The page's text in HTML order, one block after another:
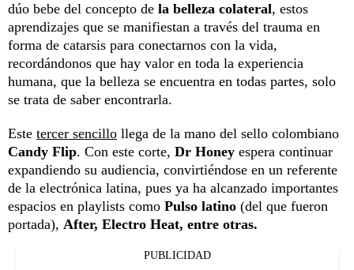
dúo bebe del concepto de la belleza colateral, estos
aprendizajes que se manifiestan a través del trauma en
forma de catarsis para conectarnos con la vida,
recordándonos que hay valor en toda la experiencia
humana, que la belleza se encuentra en todas partes, solo
se trata de saber encontrarla.
Este tercer sencillo llega de la mano del sello colombiano
Candy Flip. Con este corte, Dr Honey espera continuar
expandiendo su audiencia, convirtiéndose en un referente
de la electrónica latina, pues ya ha alcanzado importantes
espacios en playlists como Pulso latino (del que fueron
portada), After, Electro Heat, entre otras.
PUBLICIDAD